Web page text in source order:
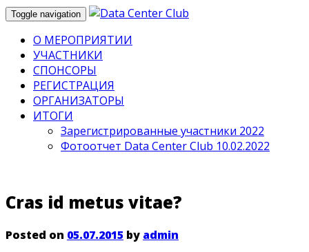
Toggle navigation
О МЕРОПРИЯТИИ
УЧАСТНИКИ
СПОНСОРЫ
РЕГИСТРАЦИЯ
ОРГАНИЗАТОРЫ
ИТОГИ
Зарегистрированные участники 2022
Фотоотчет Data Center Club 10.02.2022
Cras id metus vitae?
Posted on 05.07.2015 by admin